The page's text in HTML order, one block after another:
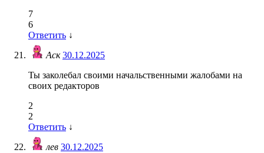
7
6
Ответить ↓
Аск30.12.2025
Ты заколебал своими начальственными жалобами на
своих редакторов
2
2
Ответить ↓
лев 30.12.2025